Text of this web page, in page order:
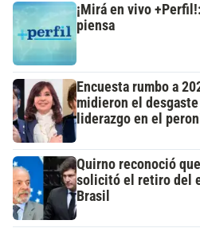
¡Mirá en vivo
piensa
Encuesta rumbo a
midieron el
liderazgo en el
Quirno reconoció
solicitó el retiro del
Brasil